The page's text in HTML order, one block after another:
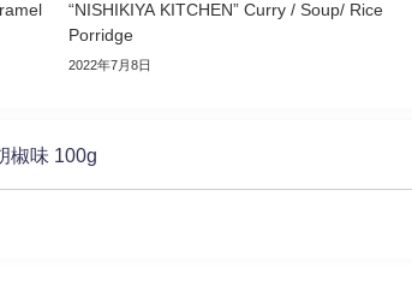
“NISHIKIYA KITCHEN” Curry / Soup/ Rice
Porridge
2022年7月8日
椒味 100g